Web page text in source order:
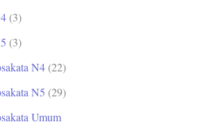
(3)
(3)
N4 (22)
N5 (29)
Umum